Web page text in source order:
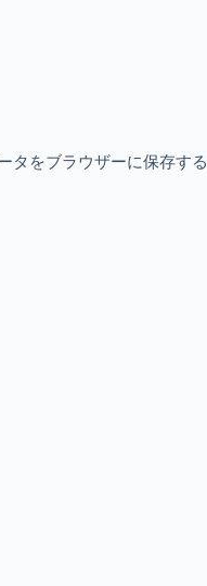
タをブラウザーに保存する